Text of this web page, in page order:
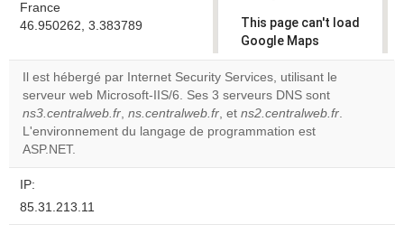
France
46.950262, 3.383789
This page can't load
Google Maps
correctly.
Do you
own this
website?
Il est hébergé par Internet Security Services, utilisant le
serveur web Microsoft-IIS/6. Ses 3 serveurs DNS sont
ns3.centralweb.fr, ns.centralweb.fr, et ns2.centralweb.fr.
L'environnement du langage de programmation est
ASP.NET.
IP:
85.31.213.11